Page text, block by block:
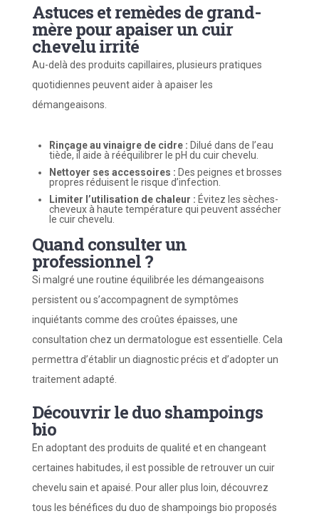
Astuces et remèdes de grand-
mère pour apaiser un cuir
chevelu irrité
Au-delà des produits capillaires, plusieurs pratiques
quotidiennes peuvent aider à apaiser les
démangeaisons.
Rinçage au vinaigre de cidre : Dilué dans de l’eau
tiède, il aide à rééquilibrer le pH du cuir chevelu.
Nettoyer ses accessoires : Des peignes et brosses
propres réduisent le risque d’infection.
Limiter l’utilisation de chaleur : Évitez les sèches-
cheveux à haute température qui peuvent assécher
le cuir chevelu.
Quand consulter un
professionnel ?
Si malgré une routine équilibrée les démangeaisons
persistent ou s’accompagnent de symptômes
inquiétants comme des croûtes épaisses, une
consultation chez un dermatologue est essentielle. Cela
permettra d’établir un diagnostic précis et d’adopter un
traitement adapté.
Découvrir le duo shampoings
bio
En adoptant des produits de qualité et en changeant
certaines habitudes, il est possible de retrouver un cuir
chevelu sain et apaisé. Pour aller plus loin, découvrez
tous les bénéfices du duo de shampoings bio proposés